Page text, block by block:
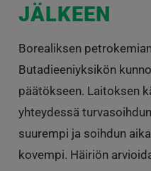
JÄLKEEN
Borealiksen
Butadieeniyksikön
päätökseen. Laitoksen
yhteydessä
suurempi ja soihdun
kovempi. Häiriön